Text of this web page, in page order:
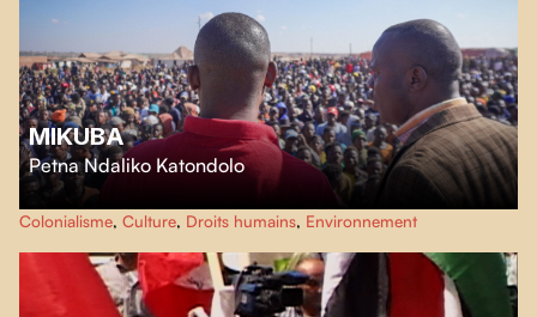
MIKUBA
Petna Ndaliko Katondolo
Mikubanous transporte dans les veines de cobalt de Kolwezi, où les
mineurs artisanaux gardent farouchement leur héritage ancestral.
Colonialisme, Culture, Droits humains, Environnement